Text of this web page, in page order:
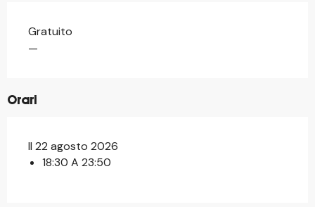
Gratuito
—
Orari
Il 22 agosto 2026
18:30 A 23:50